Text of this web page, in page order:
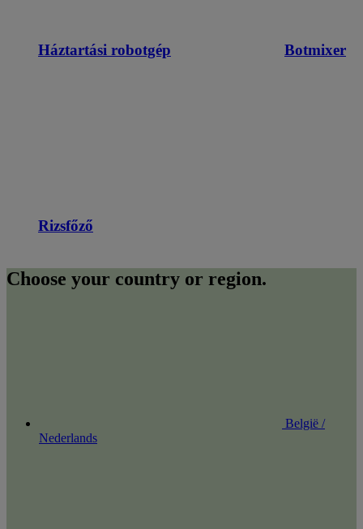
Háztartási robotgép Botmixer
Rizsfőző
Choose your country or region.
België /
Nederlands